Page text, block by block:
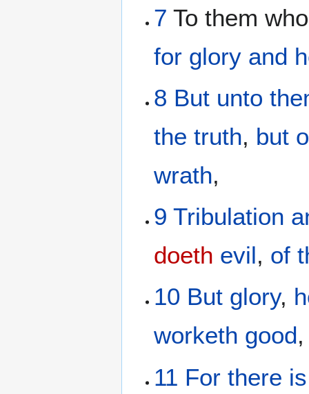
7 To them
for glory and
8 But unto
the truth, but
wrath,
9 Tribulation
doeth evil, of
10 But glory,
worketh good
11 For there is